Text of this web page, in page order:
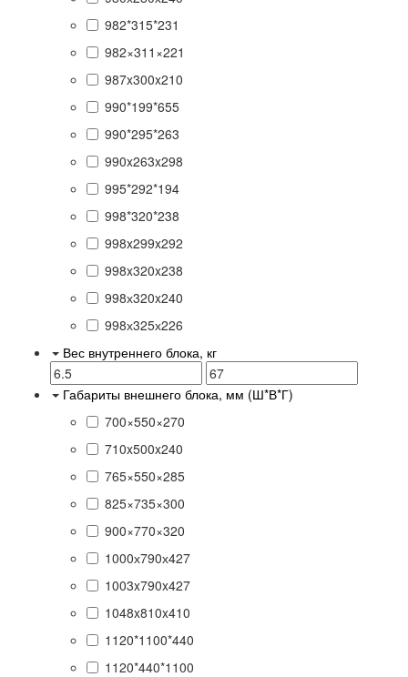
982*315*231
982×311×221
987x300x210
990*199*655
990*295*263
990x263x298
995*292*194
998*320*238
998x299x292
998x320x238
998х320x240
998х325х226
Вес внутреннего блока, кг
Габариты внешнего блока, мм (Ш*В*Г)
700×550×270
710x500x240
765×550×285
825×735×300
900×770×320
1000х790х427
1003x790x427
1048x810x410
1120*1100*440
1120*440*1100